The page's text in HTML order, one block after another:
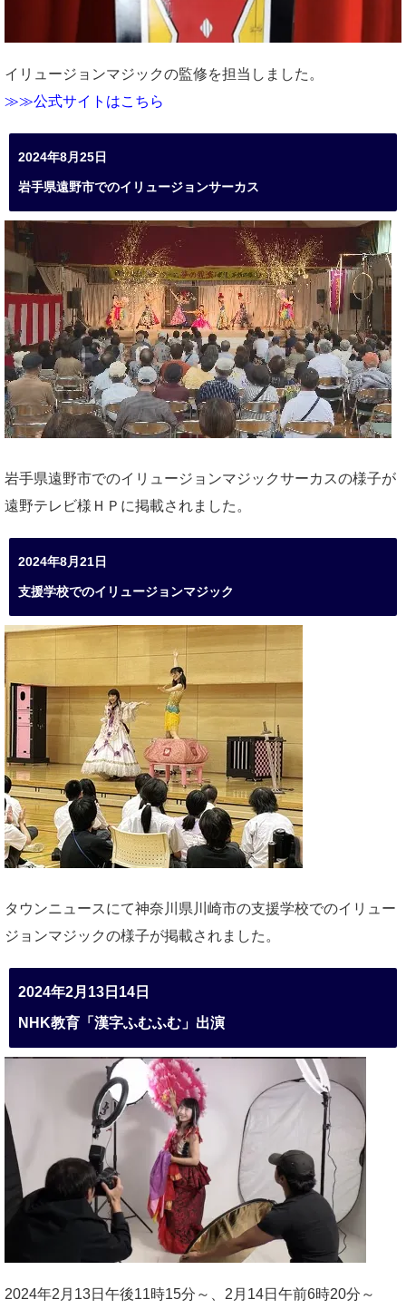
イリュージョンマジックの監修を担当しました。
≫≫公式サイトはこちら
2024年8月25日
岩手県遠野市でのイリュージョンサーカス
岩手県遠野市でのイリュージョンマジックサーカスの様子が
遠野テレビ様ＨＰに掲載されました。
2024年8月21日
支援学校でのイリュージョンマジック
タウンニュースにて神奈川県川崎市の支援学校でのイリュー
ジョンマジックの様子が掲載されました。
2024年2月13日14日
NHK教育「漢字ふむふむ」出演
2024年2月13日午後11時15分～、2月14日午前6時20分～